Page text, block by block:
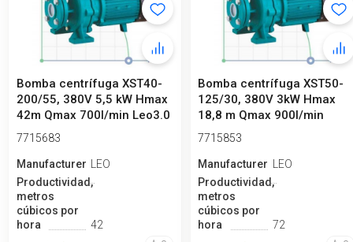
Bomba centrífuga XST40-
200/55, 380V 5,5 kW Hmax
42m Qmax 700l/min Leo3.0
7715683
Manufacturero
LEO
Productividad,
metros
cúbicos por
hora
42
Bomba centrífuga XST50-
125/30, 380V 3kW Hmax
18,8 m Qmax 900l/min
Leo3.0
7715853
Manufacturero
LEO
Productividad,
metros
cúbicos por
hora
72